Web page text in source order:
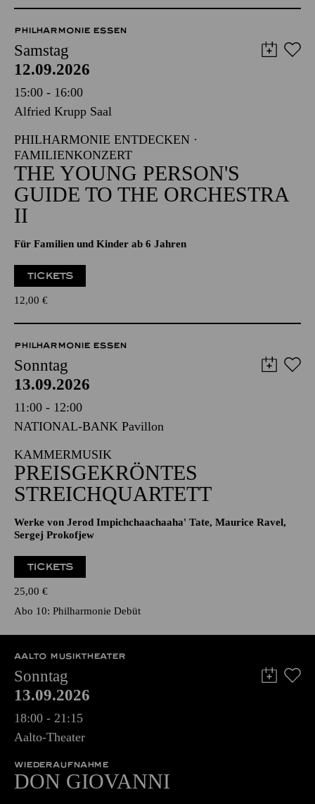
PHILHARMONIE ESSEN
Samstag
12.09.2026
15:00 - 16:00
Alfried Krupp Saal
PHILHARMONIE ENTDECKEN ·
FAMILIENKONZERT
THE YOUNG PERSON'S
GUIDE TO THE ORCHESTRA
II
Für Familien und Kinder ab 6 Jahren
TICKETS
12,00 €
PHILHARMONIE ESSEN
Sonntag
13.09.2026
11:00 - 12:00
NATIONAL-BANK Pavillon
KAMMERMUSIK
PREISGEKRÖNTES
STREICHQUARTETT
Werke von Jerod Impichchaachaaha' Tate, Maurice Ravel,
Sergej Prokofjew
TICKETS
25,00 €
Abo 10: Philharmonie Debüt
AALTO MUSIKTHEATER
Sonntag
13.09.2026
18:00 - 21:15
Aalto-Theater
WIEDERAUFNAHME
DON GIO­VANNI